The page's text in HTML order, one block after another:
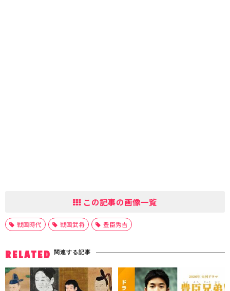
この記事の画像一覧
戦国時代 戦国武将 豊臣秀吉
RELATED 関連する記事